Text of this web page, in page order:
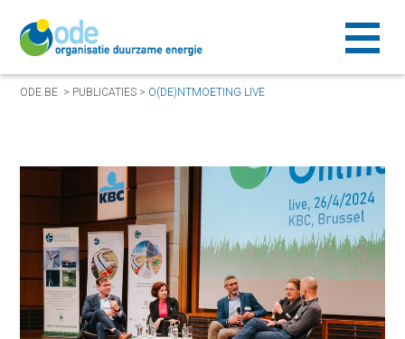
ODE.BE > PUBLICATIES > O(DE)NTMOETING LIVE